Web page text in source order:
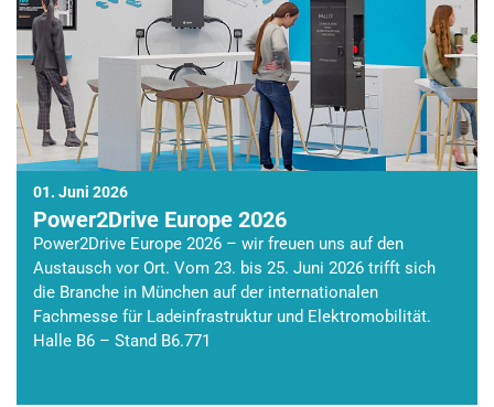
01. Juni 2026
Power2Drive Europe 2026
Power2Drive Europe 2026 – wir freuen uns auf den
Austausch vor Ort. Vom 23. bis 25. Juni 2026 trifft sich
die Branche in München auf der internationalen
Fachmesse für Ladeinfrastruktur und Elektromobilität.
Halle B6 – Stand B6.771